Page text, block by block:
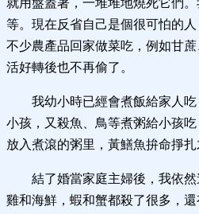
就用盤蓋著，一堆堆地燒死它們
等。現在反省自己是個很可怕的
不少農產品回家做菜吃，例如甘
活好轉後也不再偷了。
我幼小時已經會煮飯給家人
小孩，又殺魚、鳥等煮粥給小孩
放入煮滾的粥里，黃鱔魚拚命掙扎
結了婚當家庭主婦後，我依
雞和海鮮，蝦和蟹都殺了很多，